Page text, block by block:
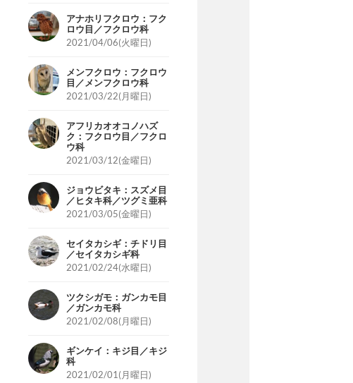
アナホリフクロウ：フク
ロウ目／フクロウ科
2021/04/06(火曜日)
メンフクロウ：フクロウ
目／メンフクロウ科
2021/03/22(月曜日)
アフリカオオコノハズ
ク：フクロウ目／フクロ
ウ科
2021/03/12(金曜日)
ジョウビタキ：スズメ目
／ヒタキ科／ツグミ亜科
2021/03/05(金曜日)
セイタカシギ：チドリ目
／セイタカシギ科
2021/02/24(水曜日)
ツクシガモ：ガンカモ目
／ガンカモ科
2021/02/08(月曜日)
ギンケイ：キジ目／キジ
科
2021/02/01(月曜日)